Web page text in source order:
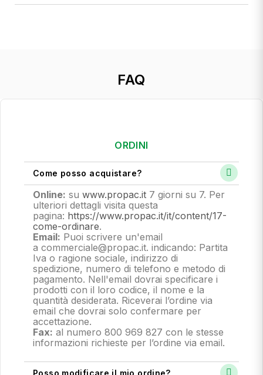
FAQ
ORDINI
Come posso acquistare?
Online: su www.propac.it 7 giorni su 7. Per
ulteriori dettagli visita questa
pagina: https://www.propac.it/it/content/17-
come-ordinare.
Email: Puoi scrivere un'email
a commerciale@propac.it. indicando: Partita
Iva o ragione sociale, indirizzo di
spedizione, numero di telefono e metodo di
pagamento. Nell'email dovrai specificare i
prodotti con il loro codice, il nome e la
quantità desiderata. Riceverai l’ordine via
email che dovrai solo confermare per
accettazione.
Fax: al numero 800 969 827 con le stesse
informazioni richieste per l’ordine via email.
Posso modificare il mio ordine?